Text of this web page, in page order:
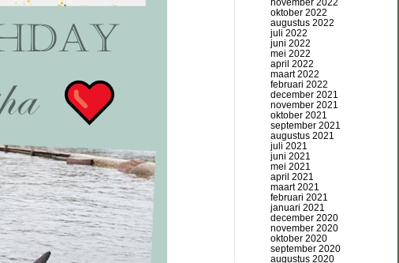
november 2022
oktober 2022
augustus 2022
juli 2022
juni 2022
mei 2022
april 2022
maart 2022
februari 2022
december 2021
november 2021
oktober 2021
september 2021
augustus 2021
juli 2021
juni 2021
mei 2021
april 2021
maart 2021
februari 2021
januari 2021
december 2020
november 2020
oktober 2020
september 2020
augustus 2020